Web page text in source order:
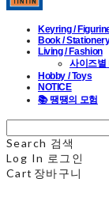
Keyring /
Book /
Living / Fashion
사이즈별
Hobby / Toys
NOTICE
📚 땡땡의 모험
Search 검색
Log In 로그인
Cart 장바구니